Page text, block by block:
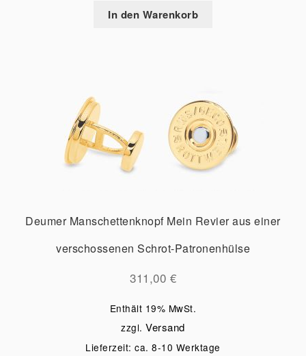
In den Warenkorb
Deumer Manschettenknopf Mein Revier aus einer
verschossenen Schrot-Patronenhülse
311,00 €
Enthält 19% MwSt.
zzgl.Versand
Lieferzeit: ca. 8-10 Werktage